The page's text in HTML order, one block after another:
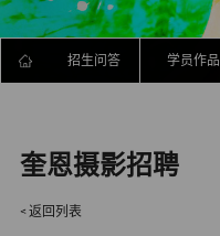
程 招生问答 学员作品
奎恩摄影招聘
返回列表